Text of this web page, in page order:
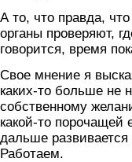
А то, что правда,
органы проверяют,
говорится, время
Свое мнение я
каких-то больше не
собственному
какой-то порочащей
дальше развивается
Работаем.